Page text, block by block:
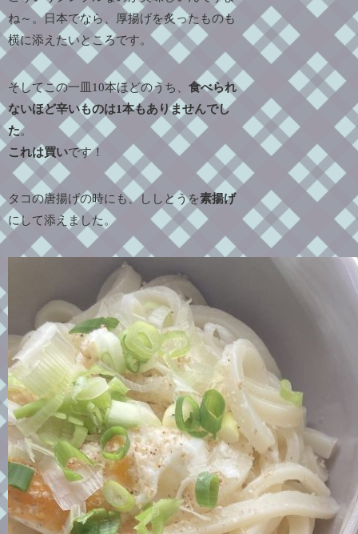
ね～。日本でなら、厚揚げを炙ったものも
横に添えたいところです。
そしてこの一皿10本ほどのうち、食べられ
ないほど辛いものは1本もありませんでし
た。
これは買いです！
タコの唐揚げの時にも、ししとうを素揚げ
にして添えました。